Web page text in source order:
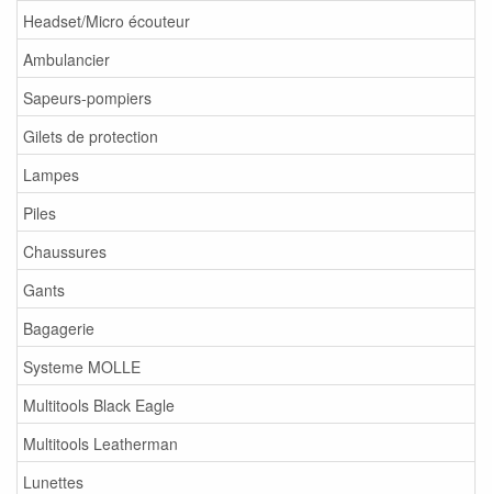
Headset/Micro écouteur
Ambulancier
Sapeurs-pompiers
Gilets de protection
Lampes
Piles
Chaussures
Gants
Bagagerie
Systeme MOLLE
Multitools Black Eagle
Multitools Leatherman
Lunettes